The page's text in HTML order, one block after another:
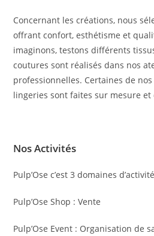
Concernant les créations, nous
offrant confort, esthétisme et
imaginons, testons différents
coutures sont réalisés dans nos
professionnelles. Certaines de
lingeries sont faites sur mesure
Nos Activités
Pulp’Ose c’est 3 domaines
Pulp’Ose Shop : Vente
Pulp’Ose Event : Organisation de